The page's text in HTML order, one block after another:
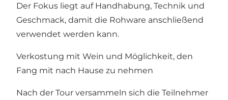
Der Fokus liegt auf Handhabung, Technik und
Geschmack, damit die Rohware anschließend
verwendet werden kann.
Verkostung mit Wein und Möglichkeit, den
Fang mit nach Hause zu nehmen
Nach der Tour versammeln sich die Teilnehmer